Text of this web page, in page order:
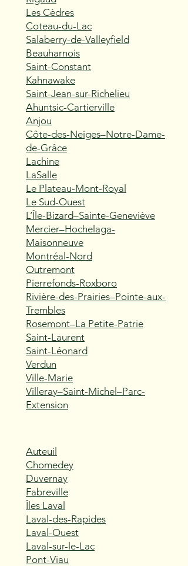
Les Cèdres
Coteau-du-Lac
Salaberry-de-Valleyfield
Beauharnois
Saint-Constant
Kahnawake
Saint-Jean-sur-Richelieu
Ahuntsic-Cartierville
Anjou
Côte-des-Neiges–Notre-Dame-
de-Grâce
Lachine
LaSalle
Le Plateau-Mont-Royal
Le Sud-Ouest
L’Île-Bizard–Sainte-Geneviève
Mercier–Hochelaga-
Maisonneuve
Montréal-Nord
Outremont
Pierrefonds-Roxboro
Rivière-des-Prairies–Pointe-aux-
Trembles
Rosemont–La Petite-Patrie
Saint-Laurent
Saint-Léonard
Verdun
Ville-Marie
Villeray–Saint-Michel–Parc-
Extension
Auteuil
Chomedey
Duvernay
Fabreville
Îles Laval
Laval-des-Rapides
Laval-Ouest
Laval-sur-le-Lac
Pont-Viau